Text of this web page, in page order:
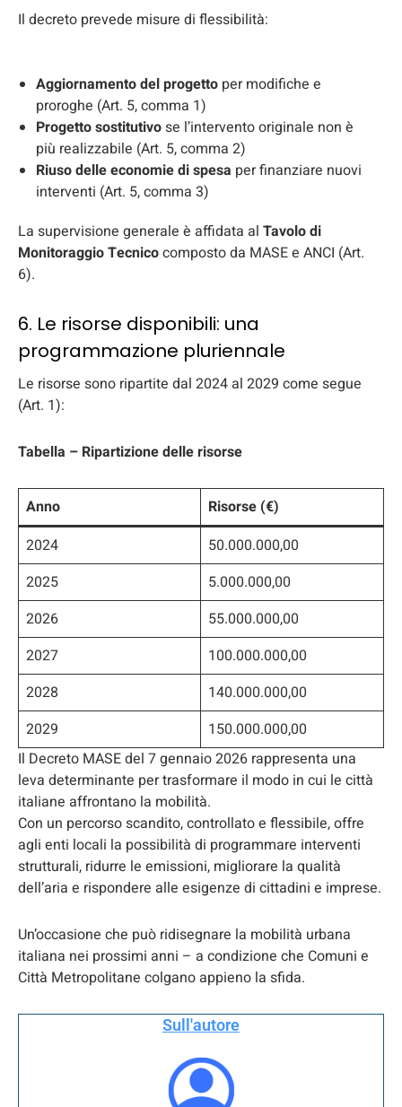
Il decreto prevede misure di flessibilità:
Aggiornamento del progetto per modifiche e
proroghe (Art. 5, comma 1)
Progetto sostitutivose l’intervento originale non è
più realizzabile (Art. 5, comma 2)
Riuso delle economie di spesa per finanziare nuovi
interventi (Art. 5, comma 3)
La supervisione generale è affidata al Tavolo di
Monitoraggio Tecnicocomposto da MASE e ANCI (Art.
6).
6. Le risorse disponibili: una
programmazione pluriennale
Le risorse sono ripartite dal 2024 al 2029 come segue
(Art. 1):
Tabella – Ripartizione delle risorse
Anno
Risorse (€)
2024
50.000.000,00
2025
5.000.000,00
2026
55.000.000,00
2027
100.000.000,00
2028
140.000.000,00
2029
150.000.000,00
Il Decreto MASE del 7 gennaio 2026 rappresenta una
leva determinante per trasformare il modo in cui le città
italiane affrontano la mobilità.
Con un percorso scandito, controllato e flessibile, offre
agli enti locali la possibilità di programmare interventi
strutturali, ridurre le emissioni, migliorare la qualità
dell’aria e rispondere alle esigenze di cittadini e imprese.
Un’occasione che può ridisegnare la mobilità urbana
italiana nei prossimi anni – a condizione che Comuni e
Città Metropolitane colgano appieno la sfida.
Sull'autore